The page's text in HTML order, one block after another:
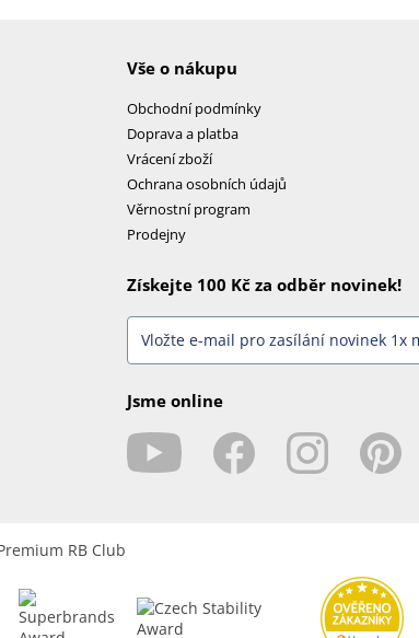
Vše o nákupu
Obchodní podmínky
Doprava a platba
Vrácení zboží
Ochrana osobních údajů
Věrnostní program
Prodejny
Získejte 100 Kč za odběr novinek!
Jsme online